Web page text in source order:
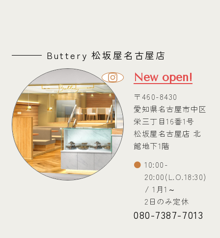
Buttery 松坂屋名古屋店
New open!
〒460-8430
愛知県名古屋市中区
栄三丁目16番1号
松坂屋名古屋店 北
館地下1階
10:00-
20:00(L.O.18:30)
/ 1月1～
2日のみ定休
080-7387-7013